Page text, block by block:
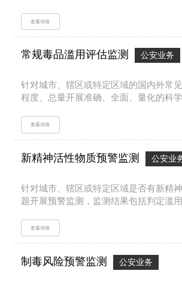
类目标物。对目标物检测结果的定性/定
水平和分布规律进行科学严谨地分析，辅
查看详情
常规毒品滥用评估监测 公安业务
针对城市、辖区或特定区域的国内外常见
程度、总量开展准确、全面、量化的科
查看详情
新精神活性物质预警监测 公安业
针对城市、辖区或特定区域是否有新精
题开展预警监测，监测结果包括判定滥
查看详情
制毒风险预警监测 公安业务